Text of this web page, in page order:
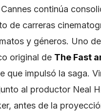
continúa
de carreras
y géneros. Uno
original de The Fast
que impulsó la saga.
al productor Neal
antes de la